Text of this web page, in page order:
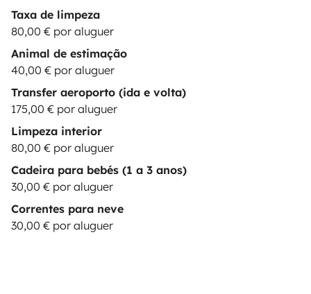
Taxa de limpeza
80,00 € por aluguer
Animal de estimação
40,00 € por aluguer
Transfer aeroporto (ida e volta)
175,00 € por aluguer
Limpeza interior
80,00 € por aluguer
Cadeira para bebés (1 a 3 anos)
30,00 € por aluguer
Correntes para neve
30,00 € por aluguer